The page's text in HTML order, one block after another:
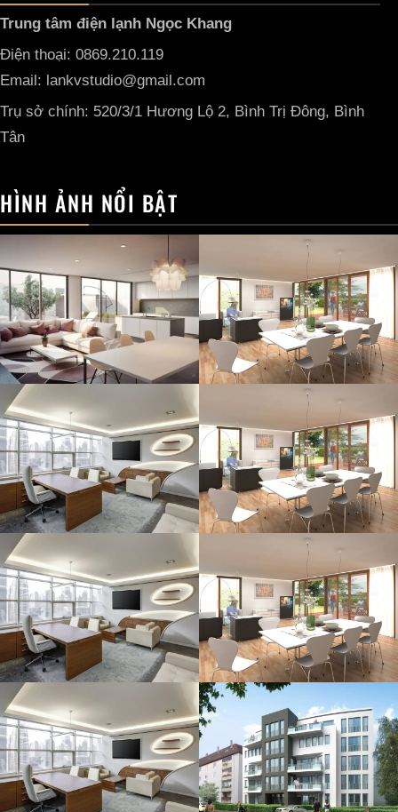
Trung tâm điện lạnh Ngọc Khang
Điện thoại: 0869.210.119
Email: lankvstudio@gmail.com
Trụ sở chính: 520/3/1 Hương Lộ 2, Bình Trị Đông, Bình
Tân
HÌNH ẢNH NỔI BẬT